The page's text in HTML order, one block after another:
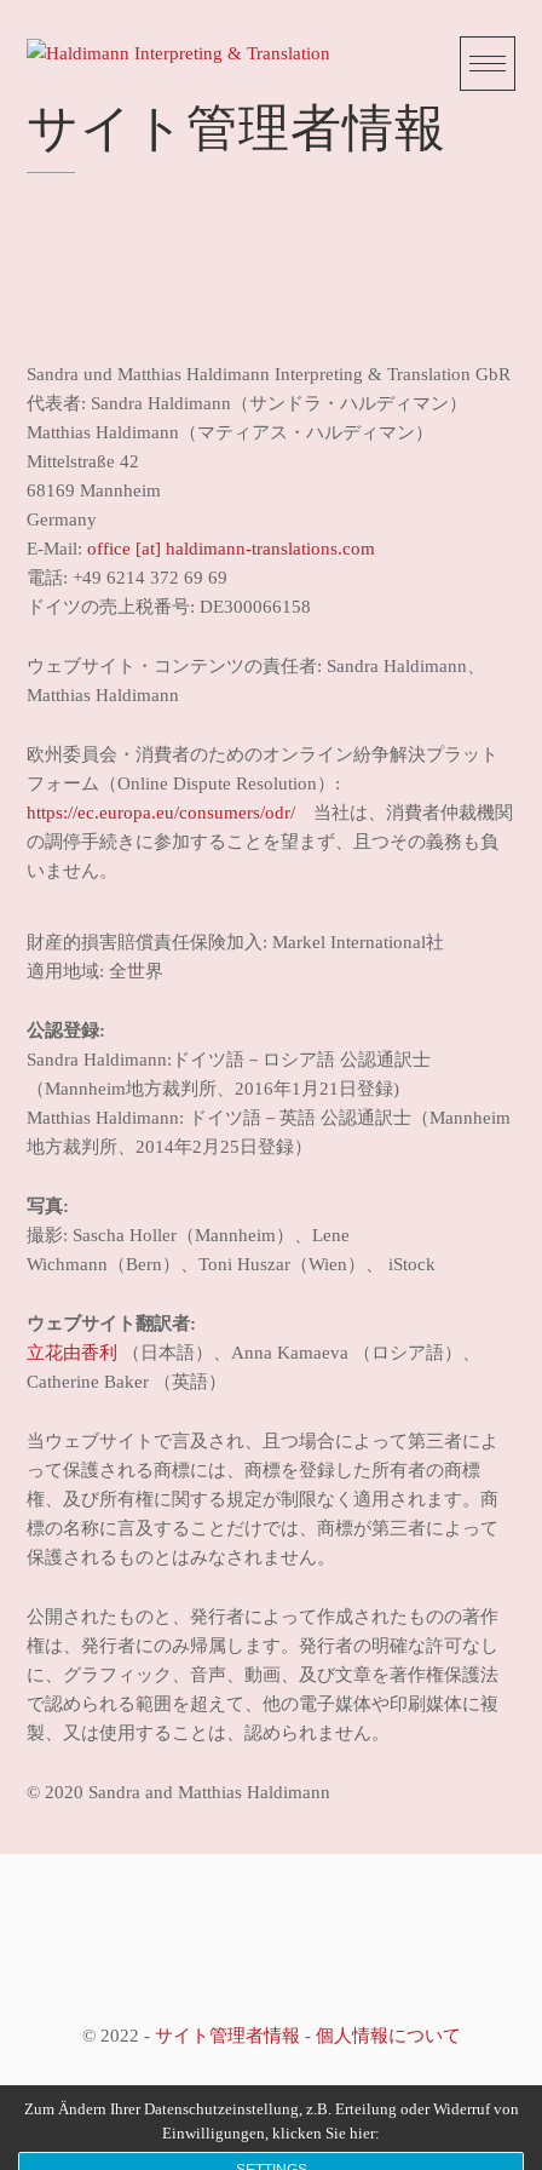
サイト管理者情報
Sandra und Matthias Haldimann Interpreting & Translation GbR
代表者: Sandra Haldimann（サンドラ・ハルディマン）
Matthias Haldimann（マティアス・ハルディマン）
Mittelstraße 42
68169 Mannheim
Germany
E-Mail:office [at] haldimann-translations.com
電話: +49 6214 372 69 69
ドイツの売上税番号: DE300066158
ウェブサイト・コンテンツの責任者: Sandra Haldimann、
Matthias Haldimann
欧州委員会・消費者のためのオンライン紛争解決プラット
フォーム（Online Dispute Resolution）:
https://ec.europa.eu/consumers/odr/ 当社は、消費者仲裁機関
の調停手続きに参加することを望まず、且つその義務も負
いません。
財産的損害賠償責任保険加入: Markel International社
適用地域: 全世界
公認登録:
Sandra Haldimann:ドイツ語－ロシア語 公認通訳士
（Mannheim地方裁判所、2016年1月21日登録)
Matthias Haldimann: ドイツ語－英語 公認通訳士（Mannheim
地方裁判所、2014年2月25日登録）
写真:
撮影: Sascha Holler（Mannheim）、Lene
Wichmann（Bern）、Toni Huszar（Wien）、 iStock
ウェブサイト翻訳者:
立花由香利
（日本語）、Anna Kamaeva （ロシア語）、
Catherine Baker （英語）
当ウェブサイトで言及され、且つ場合によって第三者によ
って保護される商標には、商標を登録した所有者の商標
権、及び所有権に関する規定が制限なく適用されます。商
標の名称に言及することだけでは、商標が第三者によって
保護されるものとはみなされません。
公開されたものと、発行者によって作成されたものの著作
権は、発行者にのみ帰属します。発行者の明確な許可なし
に、グラフィック、音声、動画、及び文章を著作権保護法
で認められる範囲を超えて、他の電子媒体や印刷媒体に複
製、又は使用することは、認められません。
© 2020 Sandra and Matthias Haldimann
© 2022 - サイト管理者情報 - 個人情報について
Zum Ändern Ihrer Datenschutzeinstellung, z.B. Erteilung oder Widerruf von
Einwilligungen, klicken Sie hier: